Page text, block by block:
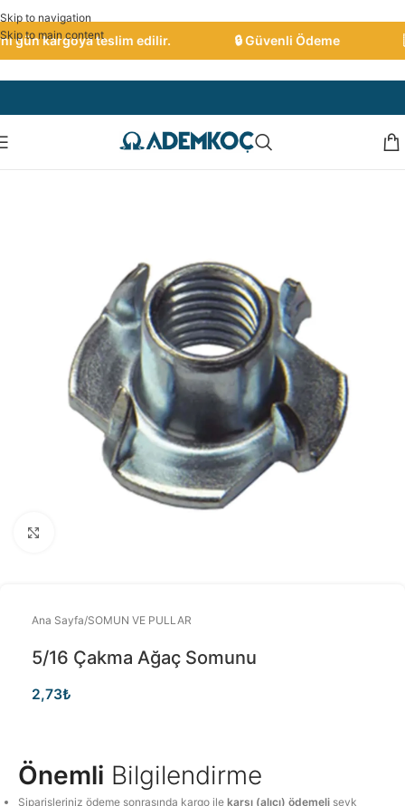
Skip to navigation
Skip to main content
gün kargoya teslim edilir. 🔒 Güvenli Ödeme
Ana Sayfa/SOMUN VE PULLAR
5/16 Çakma Ağaç Somunu
2,73₺
Önemli Bilgilendirme
Siparişleriniz ödeme sonrasında kargo ilekarşı (alıcı) ödemeli sevk